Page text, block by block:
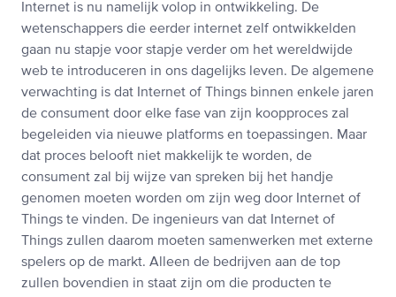
Internet is nu namelijk volop in ontwikkeling. De
wetenschappers die eerder internet zelf ontwikkelden
gaan nu stapje voor stapje verder om het wereldwijde
web te introduceren in ons dagelijks leven. De algemene
verwachting is dat Internet of Things binnen enkele jaren
de consument door elke fase van zijn koopproces zal
begeleiden via nieuwe platforms en toepassingen. Maar
dat proces belooft niet makkelijk te worden, de
consument zal bij wijze van spreken bij het handje
genomen moeten worden om zijn weg door Internet of
Things te vinden. De ingenieurs van dat Internet of
Things zullen daarom moeten samenwerken met externe
spelers op de markt. Alleen de bedrijven aan de top
zullen bovendien in staat zijn om die producten te